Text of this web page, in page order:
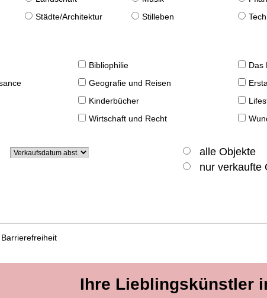
Städte/Architektur Stilleben
Bibliophilie Das
Geografie und Reisen
Kinderbücher
Wirtschaft und Recht
alle Objekte
nur verkaufte
Barrierefreiheit
Ihre Lieblingskünstler